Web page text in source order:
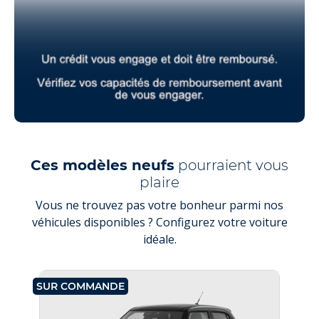
Ces modèles neufs pourraient vous
plaire
Vous ne trouvez pas votre bonheur parmi nos
véhicules disponibles ? Configurez votre voiture
idéale.
SUR COMMANDE